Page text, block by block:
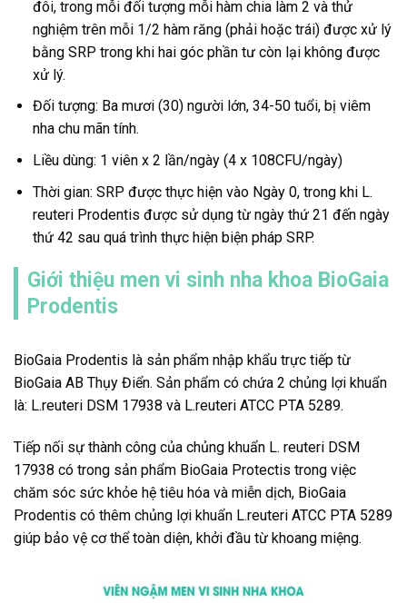
đôi, trong mỗi đối tượng mỗi hàm chia làm 2 và thử
nghiệm trên mỗi 1/2 hàm răng (phải hoặc trái) được xử lý
bằng SRP trong khi hai góc phần tư còn lại không được
xử lý.
Đối tượng: Ba mươi (30) người lớn, 34-50 tuổi, bị viêm
nha chu mãn tính.
Liều dùng: 1 viên x 2 lần/ngày (4 x 108CFU/ngày)
Thời gian: SRP được thực hiện vào Ngày 0, trong khi L.
reuteri Prodentis được sử dụng từ ngày thứ 21 đến ngày
thứ 42 sau quá trình thực hiện biện pháp SRP.
Giới thiệu men vi sinh nha khoa BioGaia
Prodentis
BioGaia Prodentis là sản phẩm nhập khẩu trực tiếp từ
BioGaia AB Thụy Điển. Sản phẩm có chứa 2 chủng lợi khuẩn
là: L.reuteri DSM 17938 và L.reuteri ATCC PTA 5289.
Tiếp nối sự thành công của chủng khuẩn L. reuteri DSM
17938 có trong sản phẩm BioGaia Protectis trong việc
chăm sóc sức khỏe hệ tiêu hóa và miễn dịch, BioGaia
Prodentis có thêm chủng lợi khuẩn L.reuteri ATCC PTA 5289
giúp bảo vệ cơ thể toàn diện, khởi đầu từ khoang miệng.